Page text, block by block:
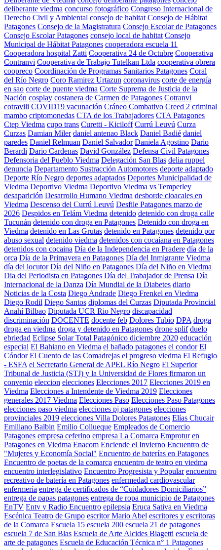
deliberante viedma concurso fotográfico Congreso Internacional de
Derecho Civil y Ambiental consejo de habitat Consejo de Hábitat
Patagones Consejo de la Magistratura Consejo Escolar de Patagones
Consejo Escolar Patagones consejo local de habitat Consejo
Municipal de Hábitat Patagones cooperadora escuela 11
Cooperadora hospital Zatti Cooperativa 24 de Octubre Cooperativa
Contranvi Cooperativa de Trabajo Tutelkan Ltda cooperativa obrera
coopreco Coordinación de Programas Sanitarios Patagones Coral
del Río Negro Coro Ramirez Urtazun coronavirus corte de energía
en sao corte de puente viedma Corte Suprema de Justicia de la
Nación cosplay costanera de Carmen de Patagones Cotranvi
cotravili COVID19 vacunación Cráneo Combativo Creed 2 criminal
mambo criptomonedas CTA de los Trabajadores CTA Patagones
Ctep Viedma cupo trans Curetti - Kiciloff Currú Leuvú Curza
Curzas Damian Miler daniel antenao Black Daniel Badié daniel
paredes Daniel Relmuan Daniel Salvador Daniela Agostino Dario
Berardi Dario Cardenas David González Defensa Civil Patagones
Defensoria del Pueblo Viedma Delegación San Blas delia ruppel
denuncia Departamento Sustracción Automotores deporte adaptado
Deporte Río Negro deportes adaptados Deportes Municipalidad de
Viedma Deportivo Viedma Deportivo Viedma vs Temperley
desaparición Desarrollo Humano Viedma desborde cloacales en
Viedma Descenso del Currú Leuvú Desfile Patagones marzo de
2026 Despidos en Telám Viedma detenido detenido con droga calle
Tucunán detenido con droga en Patagones Detenido con droga en
Viedma detenido en Las Grutas detenido en Patagones detenido por
abuso sexual detenido viedma detenidos con cocaíana en Patagones
detenidos con cocaina Día de la Independencia en Pradere día de la
orca Día de la Primavera en Patagones Día del Inmigrante Viedma
día del locutor Día del Niño en Patagones Día del Niño en Viedma
Dia del Periodista en Patagones Día del Trabajador de Prensa Día
Internacional de la Danza Día Mundial de la Diabetes diario
Noticias de la Costa Diego Andrade Diego Frenkel en Viedma
Diego Rodil Diego Santos diplomas del Curzas Diputada Provincial
Anahí Bilbao Diputada UCR Rio Negro discapacidad
discriminación DOCENTE docente feb Dolores Tubio DPA droga
droga en viedma droga y detenido en Patagones drone splif duelo
ebriedad Eclipse Solar Total Patagónico diciembre 2020 educación
especial El Bahiano en Viedma el bañado patagones el condor El
Cóndor El Cuento de las Comadrejas el progreso viedma El Refugio
- ESFA el Secretario General de APEL Río Negro El Superior
Tribunal de Justicia (STJ) y la Universidad de Flores firmaron un
convenio eleccion elecciones Elecciones 2017 Elecciones 2019 en
Viedma Elecciones a Intendente de Viedma 2019 Elecciones
generales 2017 Viedma Elecciones Paso Elecciones Paso Patagones
elecciones paso viedma elecciones pj patagones elecciones
provinciales 2019 elecciones Villa Dolores Patagones Elías Chucair
Emiliano Balbin Emilio Collueque Empleados de Comercio
Patagones empresa ceferino empresa La Comarca Emprotur en
Patagones en Viedma Enacom Enciende el Invierno Encuentro de
"Mujeres y Economía Social" Encuentro de baterías en Patagones
Encuentro de poetas de la comarca encuentro de teatro en viedma
encuentro interlegislativo Encuentro Progresista y Popular encuentro
recreativo de batería en Patagones enfermedad cardiovascular
enfermería entrega de certificados de “Cuidadores Domiciliarios”
entrega de papas patagones entrega de ropa municipio de Patagones
EnTV Entv y Radio Encuentro epilepsia Eruca Sativa en Viedma
Escénica Teatro de Grupo escritor Mario Abel escritores y escritoras
de la Comarca Escuela 15 escuela 200 escuela 21 de patagones
escuela 7 de San Blas Escuela de Arte Alcides Biagetti escuela de
arte de patagones Escuela de Educación Técnica n° 1 Patagones